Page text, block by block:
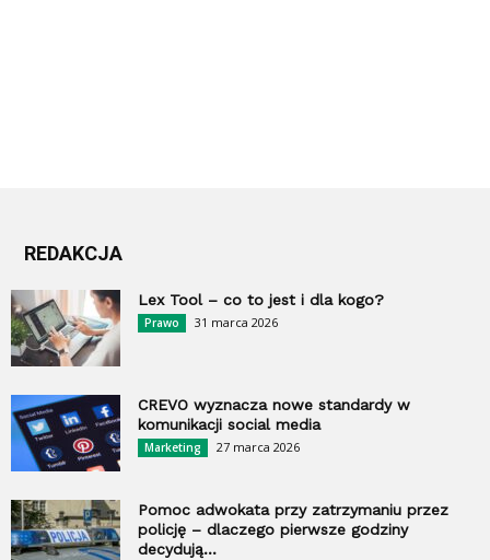
REDAKCJA
Lex Tool – co to jest i dla kogo?
Prawo 31 marca 2026
CREVO wyznacza nowe standardy w
komunikacji social media
Marketing 27 marca 2026
Pomoc adwokata przy zatrzymaniu przez
policję – dlaczego pierwsze godziny
decydują...